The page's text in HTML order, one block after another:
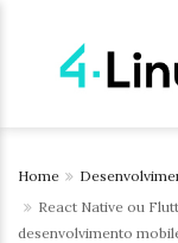
Home
React Native ou
desenvolvimento